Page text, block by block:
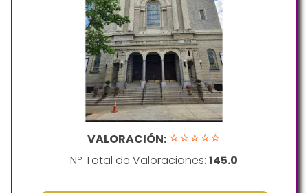
VALORACIÓN: ⭐⭐⭐⭐⭐
Nº Total de Valoraciones: 145.0